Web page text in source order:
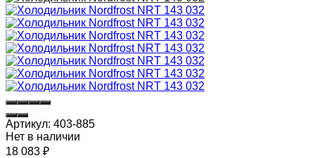
Артикул: 403-885
Нет в наличии
18 083 ₽